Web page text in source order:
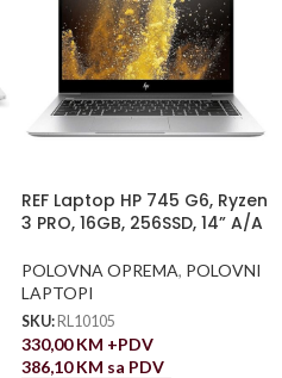
REF Laptop HP 745 G6, Ryzen
3 PRO, 16GB, 256SSD, 14” A/A
POLOVNA OPREMA, POLOVNI
LAPTOPI
SKU: RL10105
330,00KM +PDV
386,10KM sa PDV